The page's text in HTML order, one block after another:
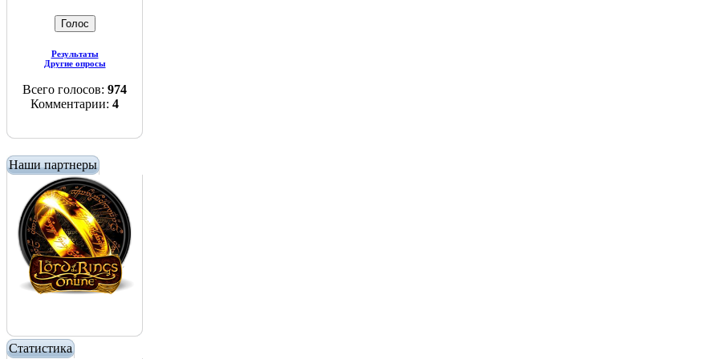
Результаты
Другие опросы
Всего голосов: 974
Комментарии: 4
Наши партнеры
Статистика